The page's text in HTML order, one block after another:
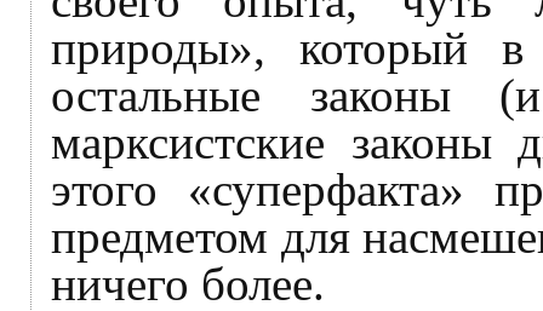
природы», который в
остальные
марксистские законы
этого «суперфакта»
предметом для
ничего более.